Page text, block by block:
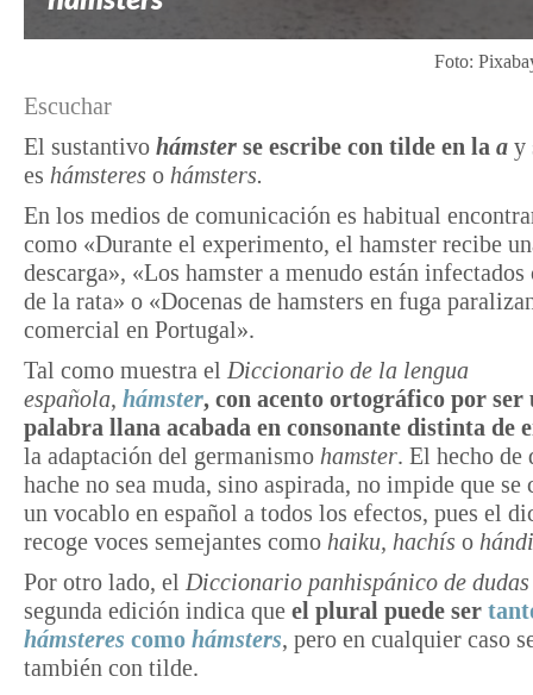
Foto:
Escuchar
El sustantivo hámster se escribe con tilde en la a y
es hámsteres o hámsters.
En los medios de comunicación es habitual
como «Durante el experimento, el hamster recibe
descarga», «Los hamster a menudo están infectados
de la rata» o «Docenas de hamsters en fuga
comercial en Portugal».
Tal como muestra el Diccionario de la lengua
española, hámster, con acento ortográfico por ser
palabra llana acabada en consonante distinta de
la adaptación del germanismo hamster. El hecho de
hache no sea muda, sino aspirada, no impide que se
un vocablo en español a todos los efectos, pues el
recoge voces semejantes como haiku, hachís o
Por otro lado, el Diccionario panhispánico de dudas
segunda edición indica que el plural puede ser
hámsteres como hámsters, pero en cualquier caso
también con tilde.